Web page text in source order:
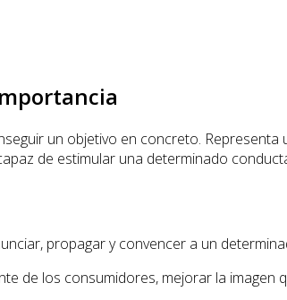
un objetivo en concreto.
de estimular una determinado
propagar y convencer a un
de los consumidores, mejorar la imagen